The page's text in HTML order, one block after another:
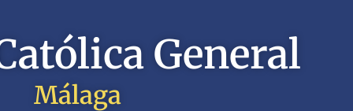
General
Málaga